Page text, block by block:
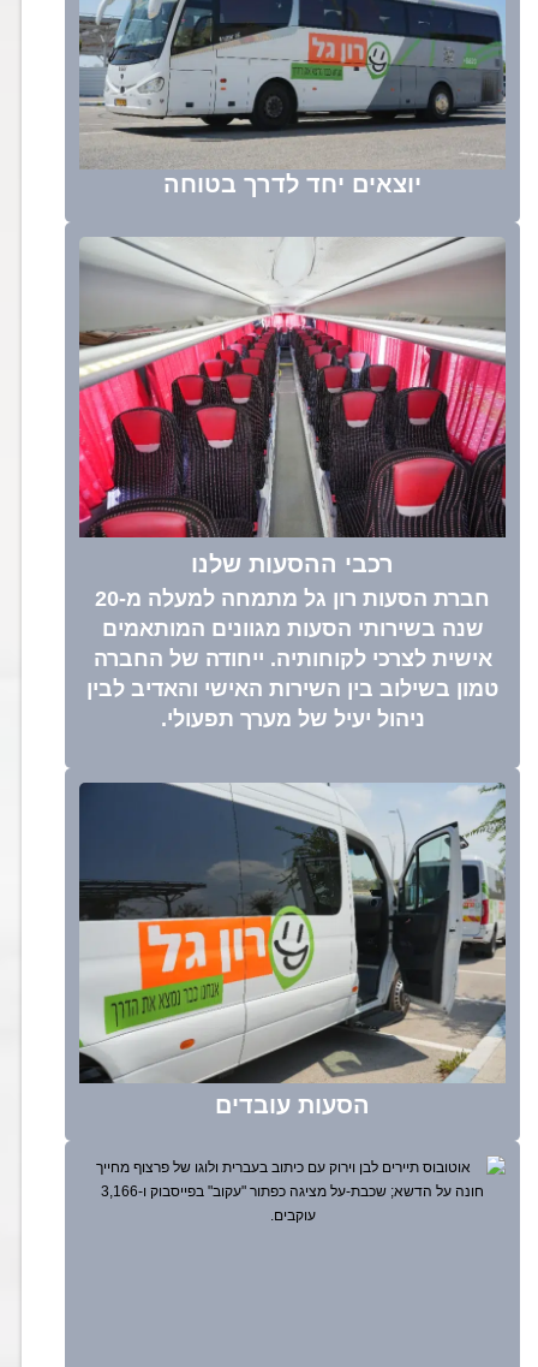
יוצאים יחד לדרך בטוחה
רכבי ההסעות שלנו
חברת הסעות רון גל מתמחה למעלה מ-20
שנה בשירותי הסעות מגוונים המותאמים
אישית לצרכי לקוחותיה. ייחודה של החברה
טמון בשילוב בין השירות האישי והאדיב לבין
ניהול יעיל של מערך תפעולי.
הסעות עובדים